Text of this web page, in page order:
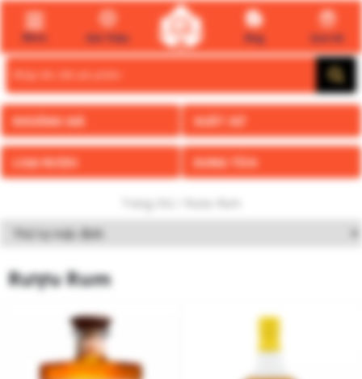
Menu Giới Thiệu Blog Quà tết
Search
for:
KHOẢNG GIÁ XUẤT XỨ
LOẠI RƯỢU DUNG TÍCH
Trang chủ
Rượu Rum